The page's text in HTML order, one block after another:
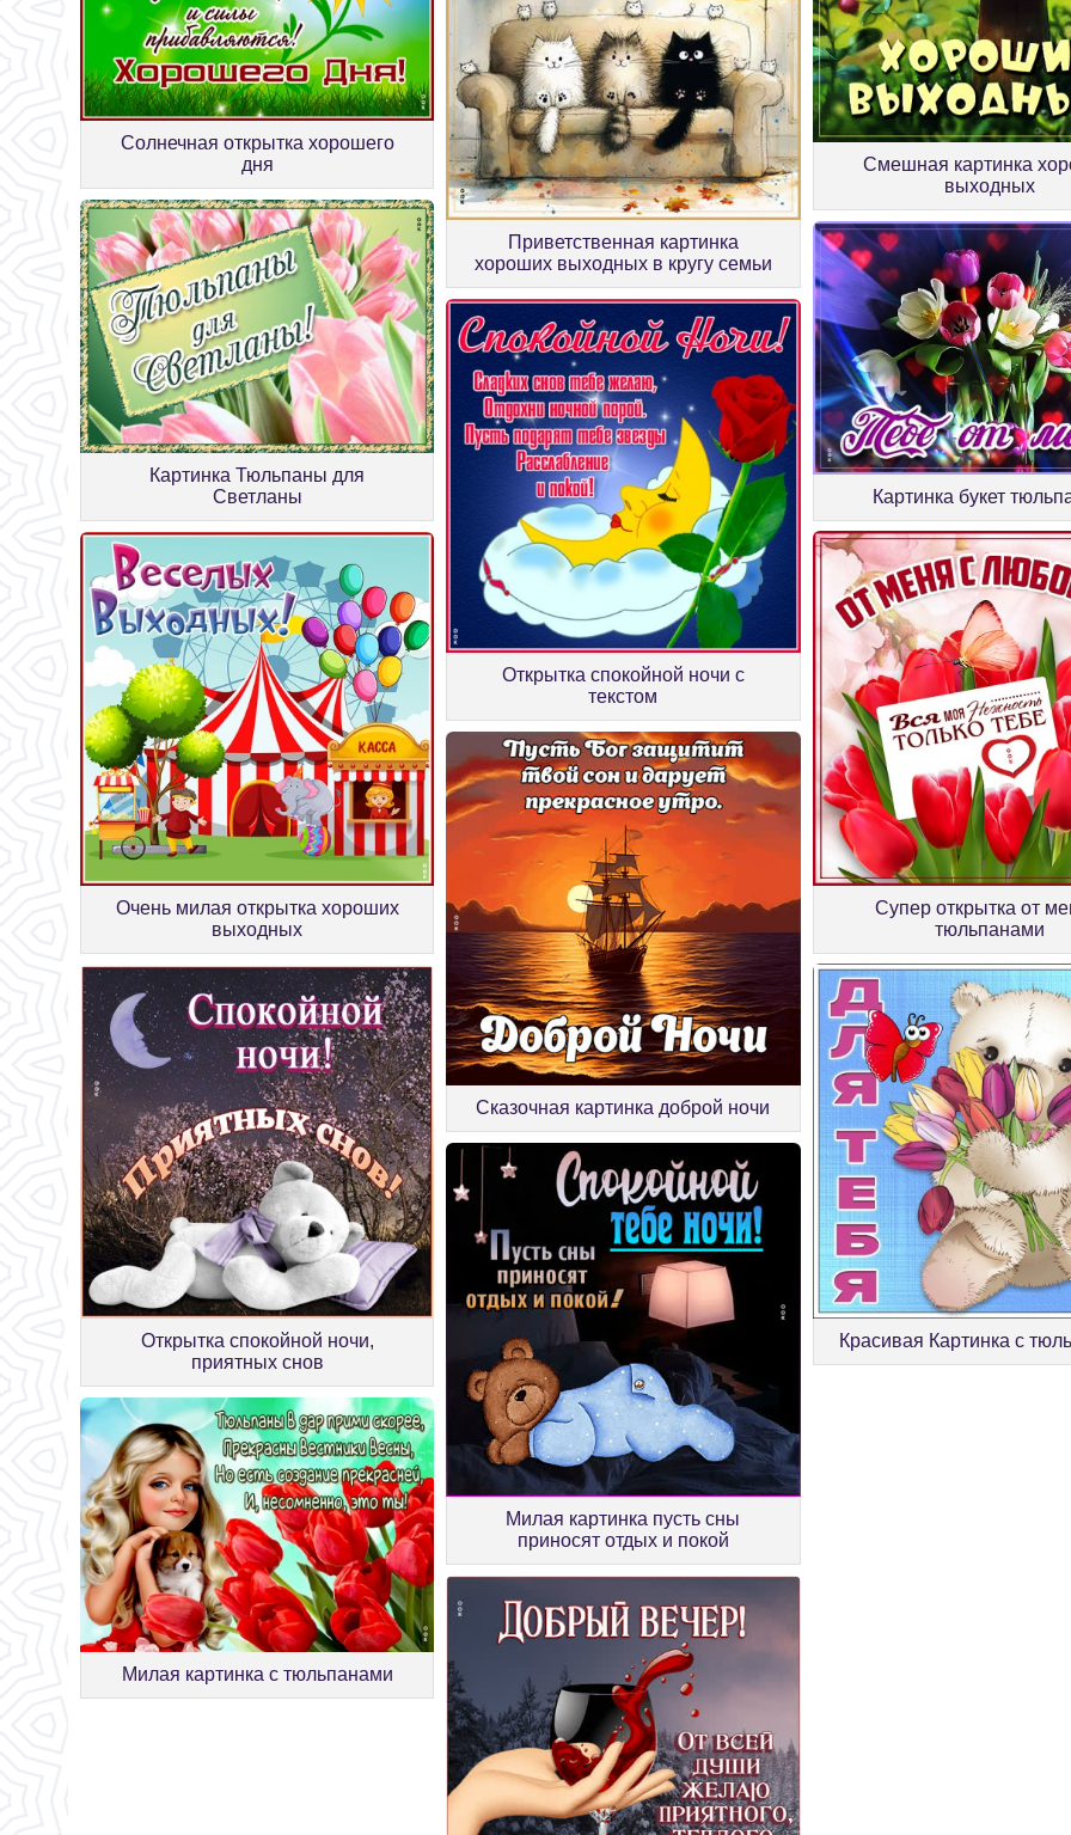
Солнечная открытка хорошего
дня
Приветственная картинка
хороших выходных в кругу семьи
Смешная картинка
выходных
Картинка Тюльпаны для
Светланы
Открытка спокойной ночи с
текстом
Картинка букет
Очень милая открытка хороших
выходных
Сказочная картинка доброй ночи
Супер открытка от
тюльпанами
Открытка спокойной ночи,
приятных снов
Милая картинка пусть сны
приносят отдых и покой
Красивая Картинка с
Милая картинка с тюльпанами